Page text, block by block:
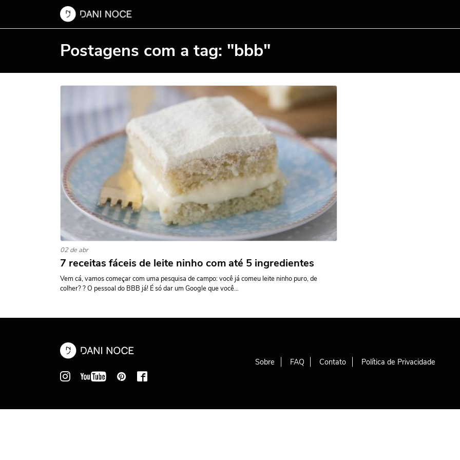
Postagens com a tag: "bbb"
02 de abr
7 receitas fáceis de leite ninho com até 5 ingredientes
Vem cá, vamos começar com uma pesquisa de campo: você já comeu leite ninho puro, de
colher? ? O pessoal do BBB já! É só dar um Google que você...
Sobre FAQ Contato Política de Privacidade